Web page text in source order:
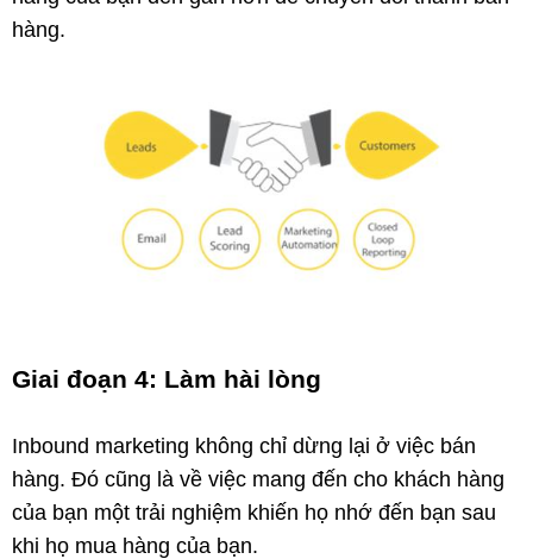
hàng.
Giai đoạn 4: Làm hài lòng
Inbound marketing không chỉ dừng lại ở việc bán
hàng. Đó cũng là về việc mang đến cho khách hàng
của bạn một trải nghiệm khiến họ nhớ đến bạn sau
khi họ mua hàng của bạn.